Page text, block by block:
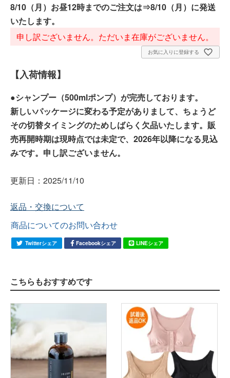
8/10（月）お昼12時までのご注文は⇒8/10（月）に発送
いたします。
申し訳ございません。ただいま在庫がございません。
お気に入りに登録する
【入荷情報】
●シャンプー（500mlポンプ）が完売しております。
新しいパッケージに変わる予定がありまして、ちょうど
その切替タイミングのためしばらく欠品いたします。販
売再開時期は現時点では未定で、2026年以降になる見込
みです。申し訳ございません。
更新日：2025/11/10
返品・交換について
商品についてのお問い合わせ
Twitterシェア Facebookシェア LINEシェア
こちらもおすすめです